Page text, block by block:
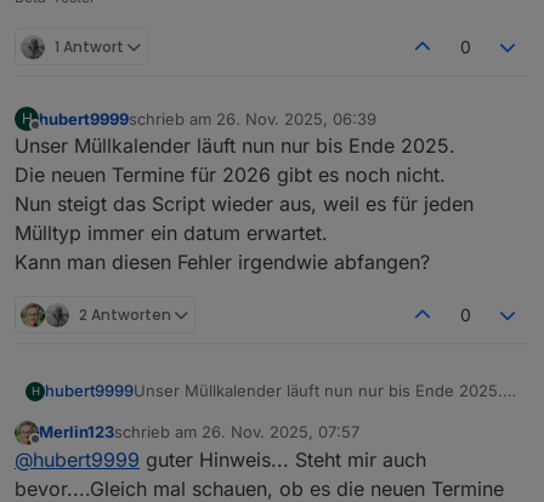
1 Antwort 0
H
Offline
hubert9999schrieb am 26. Nov. 2025, 06:39
zuletzt editiert von
Unser Müllkalender läuft nun nur bis Ende 2025.
Die neuen Termine für 2026 gibt es noch nicht.
Nun steigt das Script wieder aus, weil es für jeden
Mülltyp immer ein datum erwartet.
Kann man diesen Fehler irgendwie abfangen?
2 Antworten 0
H hubert9999Unser Müllkalender läuft nun nur bis Ende 2025.
Nun steigt das Script wieder aus, weil es für jeden
Mülltyp immer ein datum erwartet.
Kann man diesen Fehler irgendwie abfangen?
Offline
Merlin123schrieb am 26. Nov. 2025, 07:57
zuletzt editiert von
@hubert9999 guter Hinweis... Steht mir auch
bevor....Gleich mal schauen, ob es die neuen Termine